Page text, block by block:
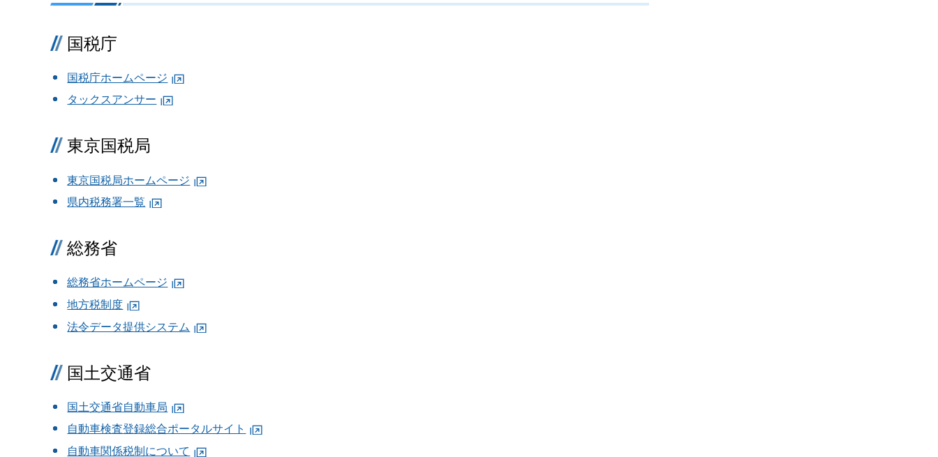
国税庁
国税庁ホームページ
タックスアンサー
東京国税局
東京国税局ホームページ
県内税務署一覧
総務省
総務省ホームページ
地方税制度
法令データ提供システム
国土交通省
国土交通省自動車局
自動車検査登録総合ポータルサイト
自動車関係税制について